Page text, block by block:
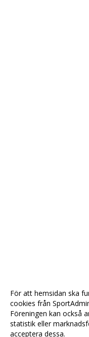
För att hemsidan ska
cookies från
Föreningen kan också
statistik eller
acceptera dessa.